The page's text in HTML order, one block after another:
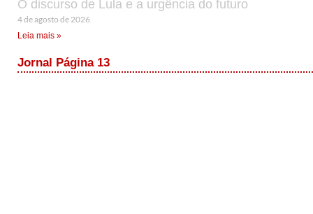
O discurso de Lula e a urgência do futuro
4 de agosto de 2026
Leia mais »
Jornal Página 13